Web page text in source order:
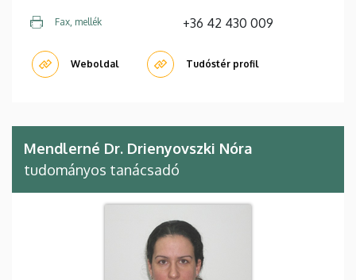
Fax, mellék +36 42 430 009
Weboldal Tudóstér profil
Mendlerné Dr. Drienyovszki Nóra
tudományos tanácsadó